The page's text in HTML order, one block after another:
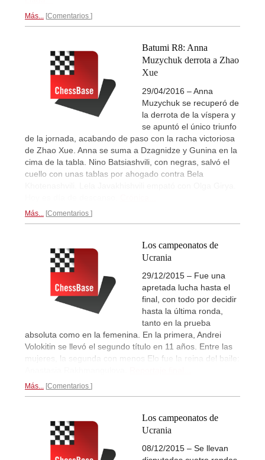
Más... Comentarios
Batumi R8: Anna
Muzychuk derrota a Zhao
Xue
29/04/2016 – Anna
Muzychuk se recuperó de
la derrota de la víspera y
se apuntó el único triunfo
de la jornada, acabando de paso con la racha victoriosa
de Zhao Xue. Anna se suma a Dzagnidze y Gunina en la
cima de la tabla. Nino Batsiashvili, con negras, salvó el
cuello con unas tablas por ahogado contra Bela
Más... Comentarios
Los campeonatos de
Ucrania
29/12/2015 – Fue una
apretada lucha hasta el
final, con todo por decidir
hasta la última ronda,
tanto en la prueba
absoluta como en la femenina. En la primera, Andrei
Volokitin se llevó el segundo título en 11 años. Entre las
mujeres, la segunda con menos Elo fue la reina del baile:
Más... Comentarios
Los campeonatos de
Ucrania
08/12/2015 – Se llevan